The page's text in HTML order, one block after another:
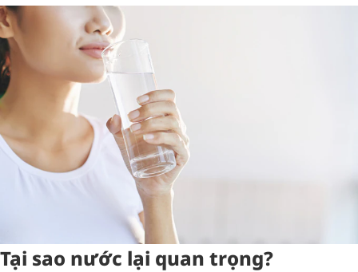
Tại sao nước lại quan trọng?